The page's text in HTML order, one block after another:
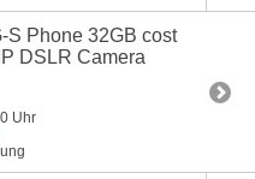
S Phone 32GB cost
DSLR Camera
Uhr